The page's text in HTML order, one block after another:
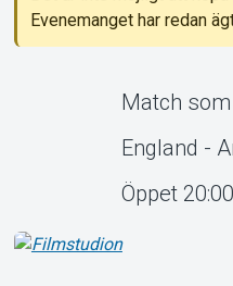
Om
Evenemanget har redan
Match
England -
Öppet